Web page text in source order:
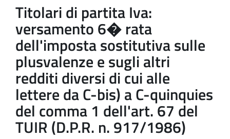
Titolari di partita Iva:
versamento 6� rata
dell'imposta sostitutiva sulle
plusvalenze e sugli altri
redditi diversi di cui alle
lettere da C-bis) a C-quinquies
del comma 1 dell'art. 67 del
TUIR (D.P.R. n. 917/1986)